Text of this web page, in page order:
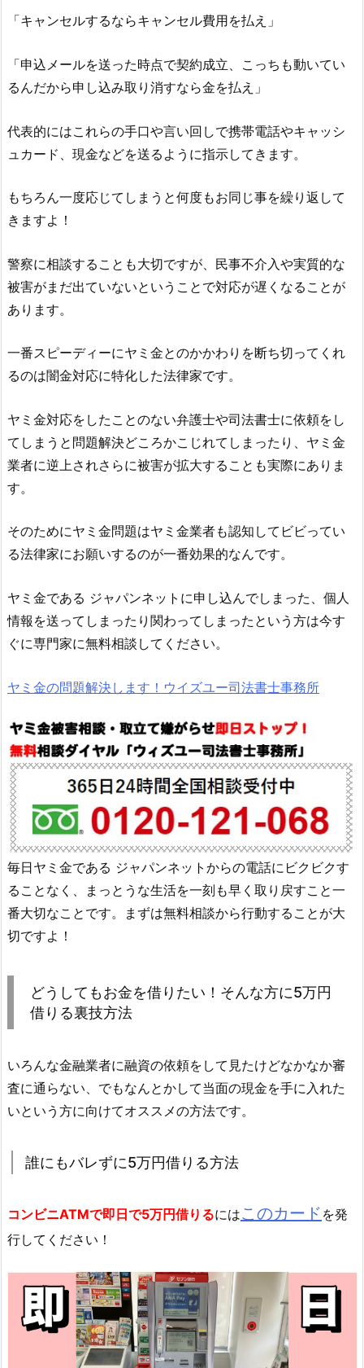
「キャンセルするならキャンセル費用を払え」
「申込メールを送った時点で契約成立、こっちも動いてい
るんだから申し込み取り消すなら金を払え」
代表的にはこれらの手口や言い回しで携帯電話やキャッシ
ュカード、現金などを送るように指示してきます。
もちろん一度応じてしまうと何度もお同じ事を繰り返して
きますよ！
警察に相談することも大切ですが、民事不介入や実質的な
被害がまだ出ていないということで対応が遅くなることが
あります。
一番スピーディーにヤミ金とのかかわりを断ち切ってくれ
るのは闇金対応に特化した法律家です。
ヤミ金対応をしたことのない弁護士や司法書士に依頼をし
てしまうと問題解決どころかこじれてしまったり、ヤミ金
業者に逆上されさらに被害が拡大することも実際にありま
す。
そのためにヤミ金問題はヤミ金業者も認知してビビってい
る法律家にお願いするのが一番効果的なんです。
ヤミ金である ジャパンネット に申し込んでしまった、個人
情報を送ってしまったり関わってしまったという方は今す
ぐに専門家に無料相談してください。
ヤミ金の問題解決します！ウイズユー司法書士事務所
毎日ヤミ金である ジャパンネット からの電話にビクビクす
ることなく、まっとうな生活を一刻も早く取り戻すこと一
番大切なことです。まずは無料相談から行動することが大
切ですよ！
どうしてもお金を借りたい！そんな方に5万円
借りる裏技方法
いろんな金融業者に融資の依頼をして見たけどなかなか審
査に通らない、でもなんとかして当面の現金を手に入れた
いという方に向けてオススメの方法です。
誰にもバレずに5万円借りる方法
コンビニATMで即日で5万円借りるにはこのカード を発
行してください！